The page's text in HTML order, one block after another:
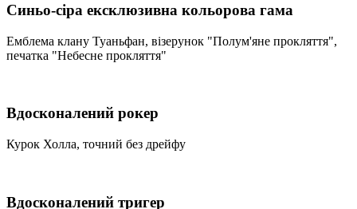
Синьо-сіра ексклюзивна кольорова гама
Емблема клану Туаньфан, візерунок "Полум'яне прокляття",
печатка "Небесне прокляття"
Вдосконалений рокер
Курок Холла, точний без дрейфу
Вдосконалений тригер